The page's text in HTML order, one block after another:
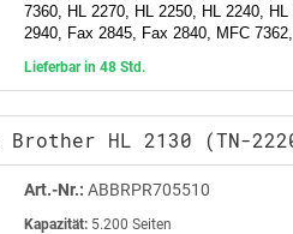
7360, HL 2270, HL 2250, HL 2240,
2940, Fax 2845, Fax 2840, MFC
Lieferbar in 48 Std.
HL 2130 (TN-
Art.-Nr.: ABBRPR705510
Kapazität: 5.200 Seiten